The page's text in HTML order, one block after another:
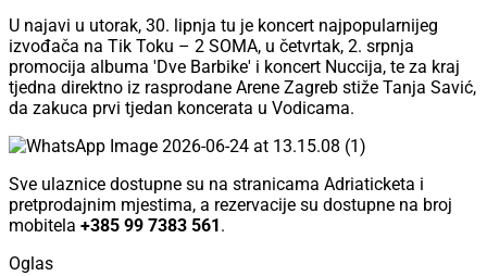
U najavi u utorak, 30. lipnja tu je koncert najpopularnijeg
izvođača na Tik Toku – 2 SOMA, u četvrtak, 2. srpnja
promocija albuma 'Dve Barbike' i koncert Nuccija, te za kraj
tjedna direktno iz rasprodane Arene Zagreb stiže Tanja Savić,
da zakuca prvi tjedan koncerata u Vodicama.
Sve ulaznice dostupne su na stranicama Adriaticketa i
pretprodajnim mjestima, a rezervacije su dostupne na broj
mobitela +385 99 7383 561 .
Oglas